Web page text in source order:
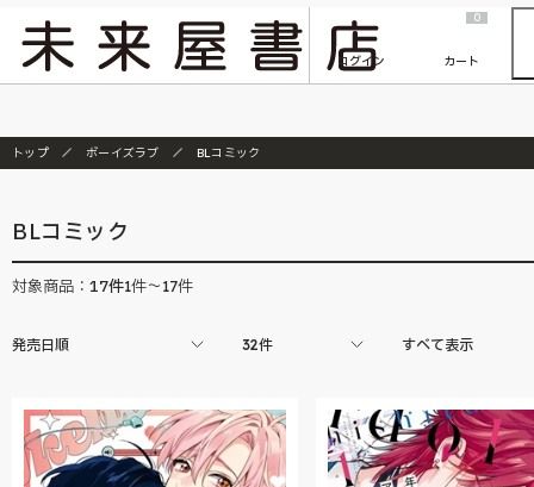
『ONE PIECE magazine 021 ONE PIECEカード付き同梱版』発売延期のご案内
ログイン
0
カート
トップ ボーイズラブ BLコミック
BLコミック
対象商品： 17件1件～17件
発売日順 32件 すべて表示